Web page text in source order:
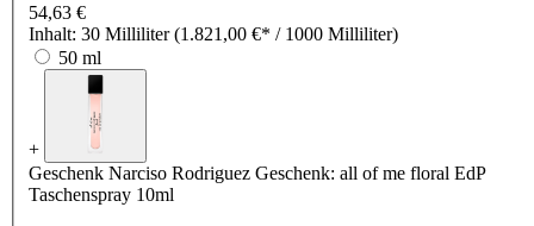
54,63 €
Inhalt: 30 Milliliter(1.821,00 €* / 1000 Milliliter)
50 ml
+
Geschenk Narciso Rodriguez Geschenk: all of me floral EdP
Taschenspray 10ml